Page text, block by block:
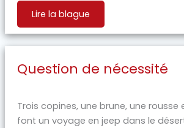
Lire la blague
Question de nécessité
Trois copines, une brune, une rousse
font un voyage en jeep dans le